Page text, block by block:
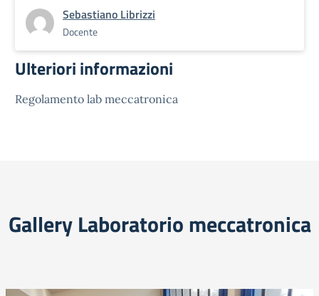
Sebastiano Librizzi
Docente
Ulteriori informazioni
Regolamento lab meccatronica
Gallery Laboratorio meccatronica